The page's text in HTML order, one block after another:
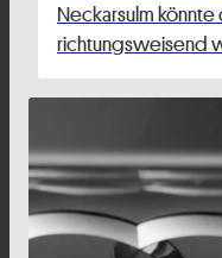
Neckarsulm
richtungsweisend